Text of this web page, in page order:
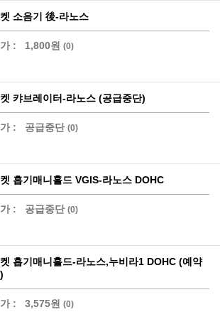
소음기 後-라노스
: 1,800원 (0)
캬브레이터-라노스 (공급중단)
: 공급중단 (0)
흡기매니홀드 VGIS-라노스 DOHC
: 공급중단 (0)
흡기매니홀드-라노스,누비라1 DOHC (예약
: 3,575원 (0)